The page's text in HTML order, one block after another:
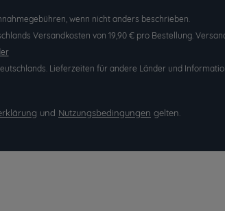
wenn nicht anders beschrieben.
Versandkosten von 19,90 € pro Bestellung.
Lieferzeiten für andere Länder und
und Nutzungsbedingungen gelten.